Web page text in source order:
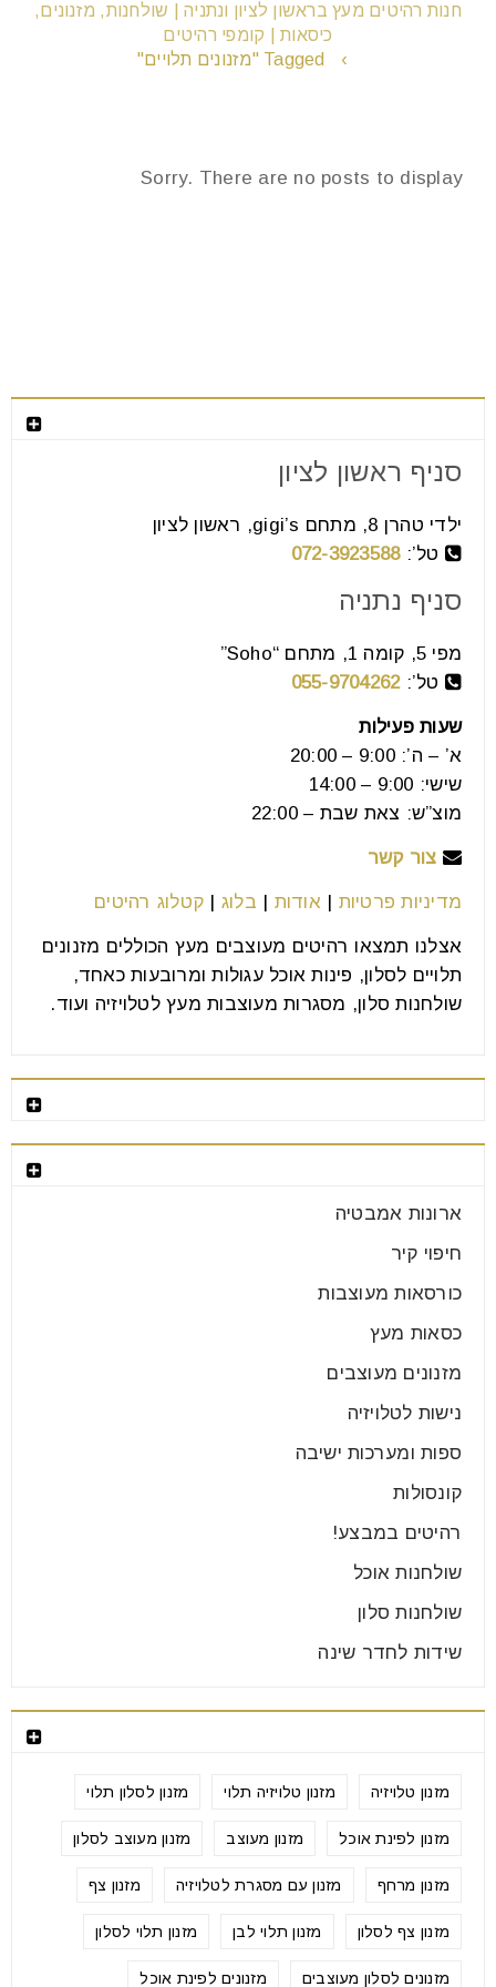
חנות רהיטים מעץ בראשון לציון ונתניה | שולחנות, מזנונים,
כיסאות | קומפי רהיטים
›
Tagged "מזנונים תלויים"
Sorry. There are no posts to display
סניף ראשון לציון
ילדי טהרן 8, מתחם gigi’s, ראשון לציון
טל’:072-3923588
סניף נתניה
מפי 5, קומה 1, מתחם “Soho”
טל’:055-9704262
שעות פעילות
א’ – ה’: 9:00 – 20:00
שישי: 9:00 – 14:00
מוצ”ש: צאת שבת – 22:00
צור קשר
מדיניות פרטיות |אודות | בלוג | קטלוג רהיטים
אצלנו תמצאו רהיטים מעוצבים מעץ הכוללים מזנונים
תלויים לסלון, פינות אוכל עגולות ומרובעות כאחד,
שולחנות סלון, מסגרות מעוצבות מעץ לטלויזיה ועוד.
ארונות אמבטיה
חיפוי קיר
כורסאות מעוצבות
כסאות מעץ
מזנונים מעוצבים
נישות לטלויזיה
ספות ומערכות ישיבה
קונסולות
רהיטים במבצע!
שולחנות אוכל
שולחנות סלון
שידות לחדר שינה
מזנון טלויזיה מזנון טלויזיה תלוי מזנון לסלון תלוי
מזנון לפינת אוכל מזנון מעוצב מזנון מעוצב לסלון
מזנון מרחף מזנון עם מסגרת לטלויזיה מזנון צף
מזנון צף לסלון מזנון תלוי לבן מזנון תלוי לסלון
מזנונים לסלון מעוצבים מזנונים לפינת אוכל
spellcheck גופן קריא
כל